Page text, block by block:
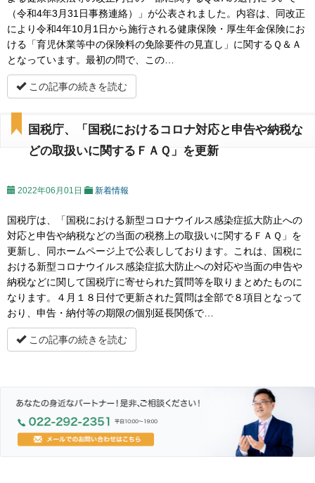
（令和4年3月31日事務連絡）」が公表されました。内容は、同改正
により令和4年10月1日から施行される健康保険・厚生年金保険にお
ける「育児休業等中の保険料の免除要件の見直し」に関するＱ＆Ａ
となっています。最初の問で、この…
この記事の続きを読む
国税庁、「国税におけるコロナ対応と申告や納税な
どの取扱いに関するＦＡＱ」を更新
2022年06月01日 新着情報
国税庁は、「国税における新型コロナウイルス感染症拡大防止への
対応と申告や納税などの当面の税務上の取扱いに関するＦＡＱ」を
更新し、同ホームページ上で公表ししております。これは、国税に
おける新型コロナウイルス感染症拡大防止への対応や当面の申告や
納税などに関して国税庁に寄せられた質問等を取りまとめたものに
なります。４月１８日付で更新された質問は全部で８項目となって
おり、申告・納付等の期限の個別延長関係で…
この記事の続きを読む